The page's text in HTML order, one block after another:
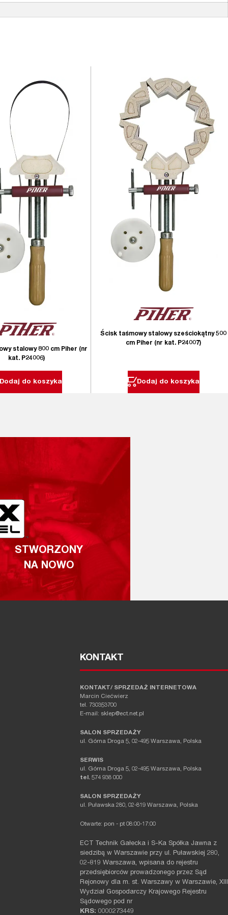
stalowy 800 cm Piher (nr
kat. P24006)
Dodaj do koszyka
Ścisk taśmowy stalowy sześciokątny 500
cm Piher (nr kat. P24007)
Dodaj do koszyka
STWORZONY
NA NOWO
KONTAKT
KONTAKT/ SPRZEDAŻ INTERNETOWA
Marcin Ciećwierz
tel. 730353700
E-mail: sklep@ect.net.pl
SALON SPRZEDAŻY
ul. Górna Droga 5, 02-495 Warszawa, Polska
SERWIS
ul. Górna Droga 5, 02-495 Warszawa, Polska
tel. 574 938 000
SALON SPRZEDAŻY
ul. Puławska 280, 02-819 Warszawa, Polska
Otwarte: pon - pt 08:00-17:00
ECT Technik Gałecka i S-Ka Spółka Jawna z
siedzibą w Warszawie przy ul. Puławskiej 280,
02-819 Warszawa, wpisana do rejestru
przedsiębiorców prowadzonego przez Sąd
Rejonowy dla m. st. Warszawy w Warszawie, XIII
Wydział Gospodarczy Krajowego Rejestru
Sądowego pod nr
KRS: 0000273449